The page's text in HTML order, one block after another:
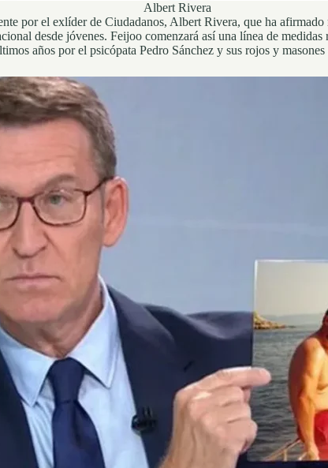
Albert Rivera
por el exlíder de Ciudadanos, Albert Rivera, que ha
desde jóvenes. Feijoo comenzará así una línea de
años por el psicópata Pedro Sánchez y sus rojos y masones